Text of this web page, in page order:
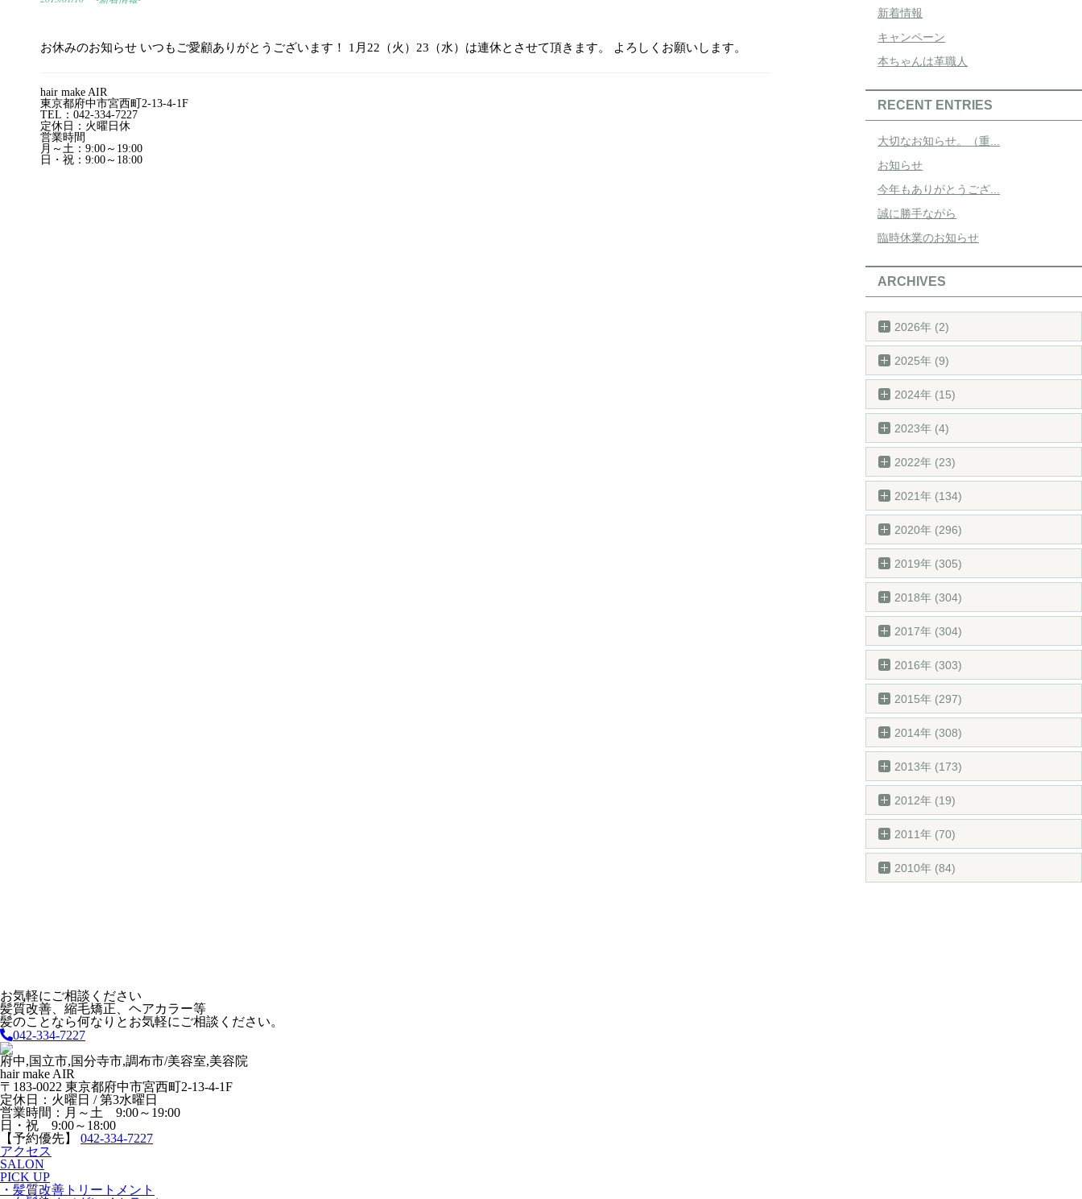
お休みのお知らせ いつもご愛顧ありがとうございます！ 1月22（火）23（水）は連休とさせて頂きます。 よろしくお願いします。
hair make AIR
東京都府中市宮西町2-13-4-1F
TEL：042-334-7227
定休日：火曜日休
営業時間
月～土：9:00～19:00
日・祝：9:00～18:00
新着情報
キャンペーン
本ちゃんは革職人
RECENT ENTRIES
大切なお知らせ。（重...
お知らせ
今年もありがとうござ...
誠に勝手ながら
臨時休業のお知らせ
ARCHIVES
2026年 (2)
2025年 (9)
2024年 (15)
2023年 (4)
2022年 (23)
2021年 (134)
2020年 (296)
2019年 (305)
2018年 (304)
2017年 (304)
2016年 (303)
2015年 (297)
2014年 (308)
2013年 (173)
2012年 (19)
2011年 (70)
2010年 (84)
お気軽にご相談ください
髪質改善、縮毛矯正、ヘアカラー等
髪のことなら何なりとお気軽にご相談ください。
042-334-7227
府中,国立市,国分寺市,調布市/美容室,美容院
hair make AIR
〒183-0022 東京都府中市宮西町2-13-4-1F
定休日：火曜日 / 第3水曜日
営業時間：月～土 9:00～19:00
日・祝 9:00～18:00
【予約優先】 042-334-7227
アクセス
SALON
PICK UP
・髪質改善トリートメント